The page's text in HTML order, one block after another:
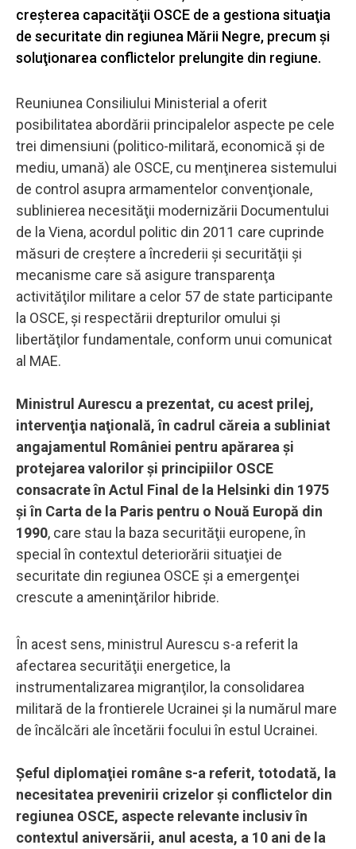
creşterea capacităţii OSCE de a gestiona situaţia
de securitate din regiunea Mării Negre, precum şi
soluţionarea conflictelor prelungite din regiune.
Reuniunea Consiliului Ministerial a oferit
posibilitatea abordării principalelor aspecte pe cele
trei dimensiuni (politico-militară, economică şi de
mediu, umană) ale OSCE, cu menţinerea sistemului
de control asupra armamentelor convenţionale,
sublinierea necesităţii modernizării Documentului
de la Viena, acordul politic din 2011 care cuprinde
măsuri de creştere a încrederii şi securităţii şi
mecanisme care să asigure transparenţa
activităţilor militare a celor 57 de state participante
la OSCE, şi respectării drepturilor omului şi
libertăţilor fundamentale, conform unui comunicat
al MAE.
Ministrul Aurescu a prezentat, cu acest prilej,
intervenţia naţională, în cadrul căreia a subliniat
angajamentul României pentru apărarea şi
protejarea valorilor şi principiilor OSCE
consacrate în Actul Final de la Helsinki din 1975
şi în Carta de la Paris pentru o Nouă Europă din
1990, care stau la baza securităţii europene, în
special în contextul deteriorării situaţiei de
securitate din regiunea OSCE şi a emergenţei
crescute a ameninţărilor hibride.
În acest sens, ministrul Aurescu s-a referit la
afectarea securităţii energetice, la
instrumentalizarea migranţilor, la consolidarea
militară de la frontierele Ucrainei şi la numărul mare
de încălcări ale încetării focului în estul Ucrainei.
Şeful diplomaţiei române s-a referit, totodată, la
necesitatea prevenirii crizelor şi conflictelor din
regiunea OSCE, aspecte relevante inclusiv în
contextul aniversării, anul acesta, a 10 ani de la